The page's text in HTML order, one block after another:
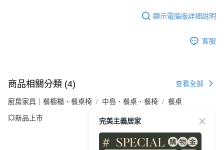
顯示電腦版詳細說明
客服
商品相關分類 (4) 查看全部
廚房家具｜餐櫥櫃、餐桌椅 中島．餐桌．餐椅 餐桌
💥新品上市 完美主義居家